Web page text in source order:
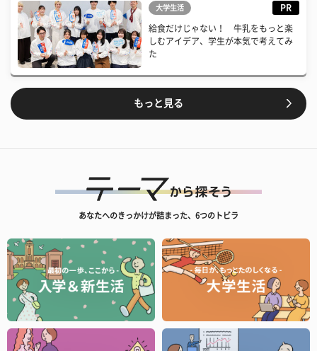
大学生活 PR
給食だけじゃない！ 牛乳をもっと楽
しむアイデア、学生が本気で考えてみ
た
もっと見る
あなたへのきっかけが詰まった、6つのトビラ